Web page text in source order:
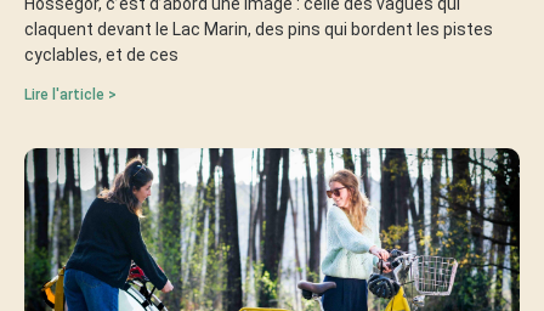
Hossegor, c’est d’abord une image : celle des vagues qui
claquent devant le Lac Marin, des pins qui bordent les pistes
cyclables, et de ces
Lire l'article >